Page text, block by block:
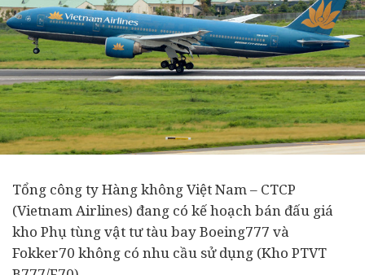
Tổng công ty Hàng không Việt Nam – CTCP
(Vietnam Airlines) đang có kế hoạch bán đấu giá
kho Phụ tùng vật tư tàu bay Boeing777 và
Fokker70 không có nhu cầu sử dụng (Kho PTVT